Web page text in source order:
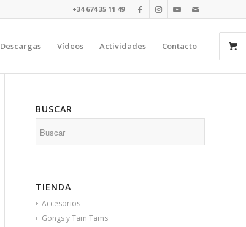
+34 674 35 11 49​⁠​
Descargas Vídeos Actividades Contacto
BUSCAR
TIENDA
Accesorios
Gongs y Tam Tams